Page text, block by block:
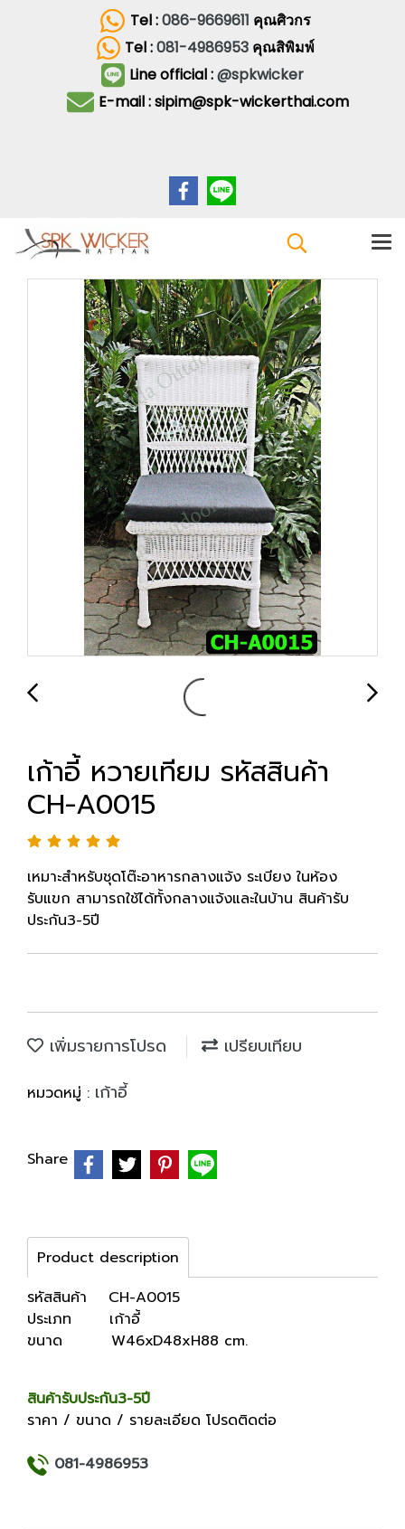
Tel :086-9669611 คุณศิวกร
Tel :081-4986953 คุณสิพิมพ์
Line official :@spkwicker
E-mail : sipim@spk-wickerthai.com
เก้าอี้ หวายเทียม รหัสสินค้า
CH-A0015
เหมาะสำหรับชุดโต๊ะอาหารกลางแจ้ง ระเบียง ในห้อง
รับแขก สามารถใช้ได้ทั้งกลางแจ้งและในบ้าน สินค้ารับ
ประกัน3-5ปี
เพิ่มรายการโปรด เปรียบเทียบ
หมวดหมู่ : เก้าอี้
Share
Product description
รหัสสินค้า CH-A0015
ประเภท เก้าอี้
ขนาด W46xD48xH88 cm.
สินค้ารับประกัน3-5ปี
ราคา / ขนาด / รายละเอียด โปรดติดต่อ
081-4986953